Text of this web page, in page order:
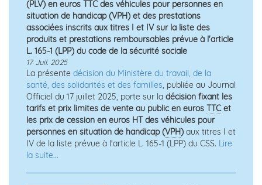
(PLV) en euros TTC des véhicules pour personnes en
situation de handicap (VPH) et des prestations
associées inscrits aux titres I et IV sur la liste des
produits et prestations remboursables prévue à l'article
L. 165-1 (LPP) du code de la sécurité sociale
17 Juil. 2025
La présente décision du Ministère du travail, de la
santé, des solidarités et des familles, publiée au Journal
Officiel du 17 juillet 2025, porte sur la décision fixant les
tarifs et prix limites de vente au public en euros TTCet
les prix de cession en euros HT des véhicules pour
personnes en situation de handicap (VPH) aux titres I et
IV de la liste prévue à l'article L. 165-1 (LPP) du CSS. Lire
la suite...